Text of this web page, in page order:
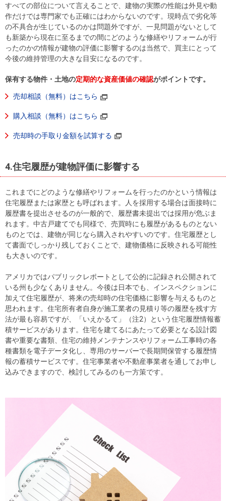
すべての部位について言えることで、建物の実際の性能は外見や動
作だけでは専門家でも正確にはわからないのです。現時点で劣化等
の不具合が生じているのかは問題外ですが、一見問題がないとして
も新築から現在に至るまでの間にどのような修繕やリフォームが行
ったのかの情報が建物の評価に影響するのは当然で、買主にとって
今後の維持管理の大きな目安になるのです。
保有する物件・土地の定期的な資産価値の確認がポイントです。
売却相談（無料）はこちら
購入相談（無料）はこちら
売却時の手取り金額を試算する
4.住宅履歴が建物評価に影響する
これまでにどのような修繕やリフォームを行ったのかという情報は
住宅履歴または家歴とも呼ばれます。人を採用する場合は面接時に
履歴書を提出させるのが一般的で、履歴書未提出では採用が危ぶま
れます。中古戸建てでも同様で、売買時にも履歴があるものとない
ものとでは、建物が同じなら購入されやすいのです。住宅履歴とし
て書面でしっかり残しておくことで、建物価格に反映される可能性
も大きいのです。
アメリカではパブリックレポートとして公的に記録され公開されて
いる州も少なくありません。今後は日本でも、インスペクションに
加えて住宅履歴が、将来の売却時の住宅価格に影響を与えるものと
思われます。住宅所有者自身が施工業者の見積り等の履歴を残す方
法が最も容易ですが、「いえかるて」（注2）という住宅履歴情報蓄
積サービスがあります。住宅を建てるにあたって必要となる設計図
書や重要な書類、住宅の維持メンテナンスやリフォーム工事時の各
種書類を電子データ化し、専用のサーバーで長期間保管する履歴情
報の蓄積サービスです。住宅事業者や不動産事業者を通してお申し
込みできますので、検討してみるのも一方策です。